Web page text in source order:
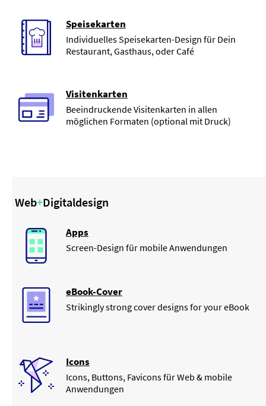
Speisekarten
Individuelles Speisekarten-Design für Dein
Restaurant, Gasthaus, oder Café
Visitenkarten
Beeindruckende Visitenkarten in allen
möglichen Formaten (optional mit Druck)
Web+Digitaldesign
Apps
Screen-Design für mobile Anwendungen
eBook-Cover
Strikingly strong cover designs for your eBook
Icons
Icons, Buttons, Favicons für Web & mobile
Anwendungen